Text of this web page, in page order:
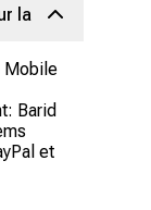
la
Mobile
Barid
et